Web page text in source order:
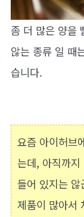
좀 더 많은 양을
않는 종류 일 때
습니다.
요즘 아이허브
는데, 아직까
들어 있지는
제품이 많아서